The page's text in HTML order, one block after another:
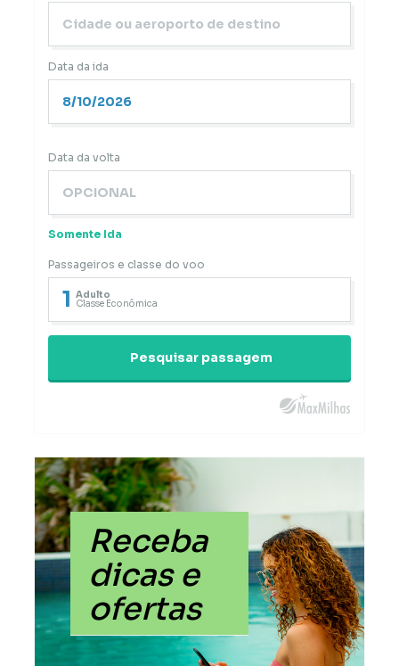
Data da ida
Data da volta
Somente Ida
Passageiros e classe do voo
1 Adulto
Classe Econômica
Pesquisar passagem
Receba
dicas e
ofertas